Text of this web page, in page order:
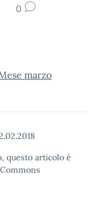
0
marzo
questo articolo è